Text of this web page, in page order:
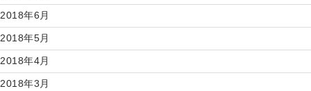
2018年6月
2018年5月
2018年4月
2018年3月